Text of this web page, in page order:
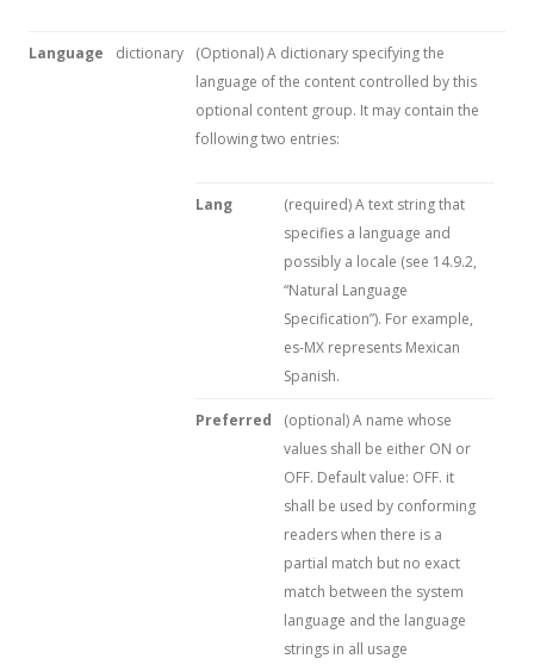
Language dictionary
(Optional) A dictionary specifying the
language of the content controlled by this
optional content group. It may contain the
following two entries:
Lang
(required) A text string that
specifies a language and
possibly a locale (see 14.9.2,
“Natural Language
Specification”). For example,
es-MX represents Mexican
Spanish.
Preferred
(optional) A name whose
values shall be either ON or
OFF. Default value: OFF. it
shall be used by conforming
readers when there is a
partial match but no exact
match between the system
language and the language
strings in all usage